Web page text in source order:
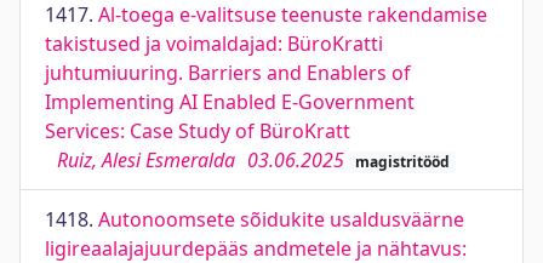
1417. Al-toega e-valitsuse teenuste rakendamise
takistused ja voimaldajad: BüroKratti
juhtumiuuring. Barriers and Enablers of
Implementing AI Enabled E-Government
Services: Case Study of BüroKratt
Ruiz, Alesi Esmeralda 03.06.2025 magistritööd
1418. Autonoomsete sõidukite usaldusväärne
ligireaalajajuurdepääs andmetele ja nähtavus: